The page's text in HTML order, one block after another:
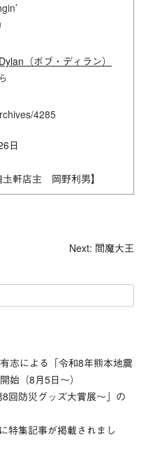
（ボブ・ディラン）
4285
日
軒店主 岡野利男】
Next: 閻魔大王
志による「令和8年熊本地震
始（8月5日～）
8回防災グッズ⼤賞展〜」の
特集記事が掲載されまし